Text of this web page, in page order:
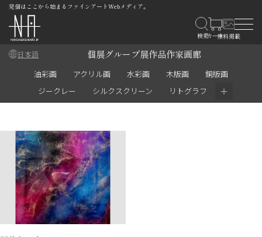
発信はここから始まるファインアートWebメディア。
日本語 個展グループ展作品作家画廊
油彩画 アクリル画 水彩画 木版画
銅版画
ジークレー
シルクスクリーン リトグラフ ＋